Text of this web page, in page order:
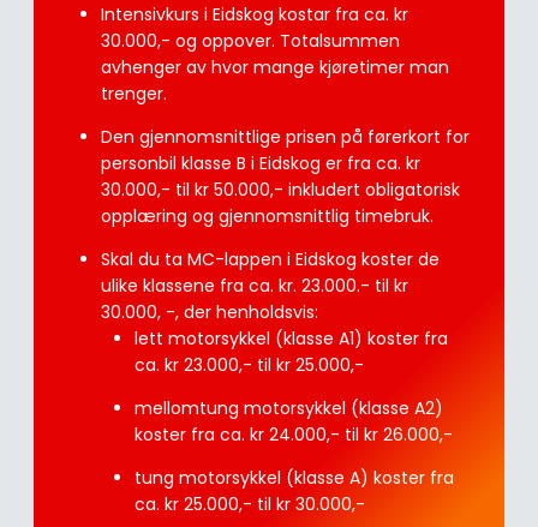
Intensivkurs i Eidskog kostar fra ca. kr
30.000,- og oppover. Totalsummen
avhenger av hvor mange kjøretimer man
trenger.
Den gjennomsnittlige prisen på førerkort for
personbil klasse B i Eidskog er fra ca. kr
30.000,- til kr 50.000,- inkludert obligatorisk
opplæring og gjennomsnittlig timebruk.
Skal du ta MC-lappen i Eidskog koster de
ulike klassene fra ca. kr. 23.000.- til kr
30.000, -, der henholdsvis:
lett motorsykkel (klasse A1) koster fra
ca. kr 23.000,- til kr 25.000,-
mellomtung motorsykkel (klasse A2)
koster fra ca. kr 24.000,- til kr 26.000,-
tung motorsykkel (klasse A) koster fra
ca. kr 25.000,- til kr 30.000,-